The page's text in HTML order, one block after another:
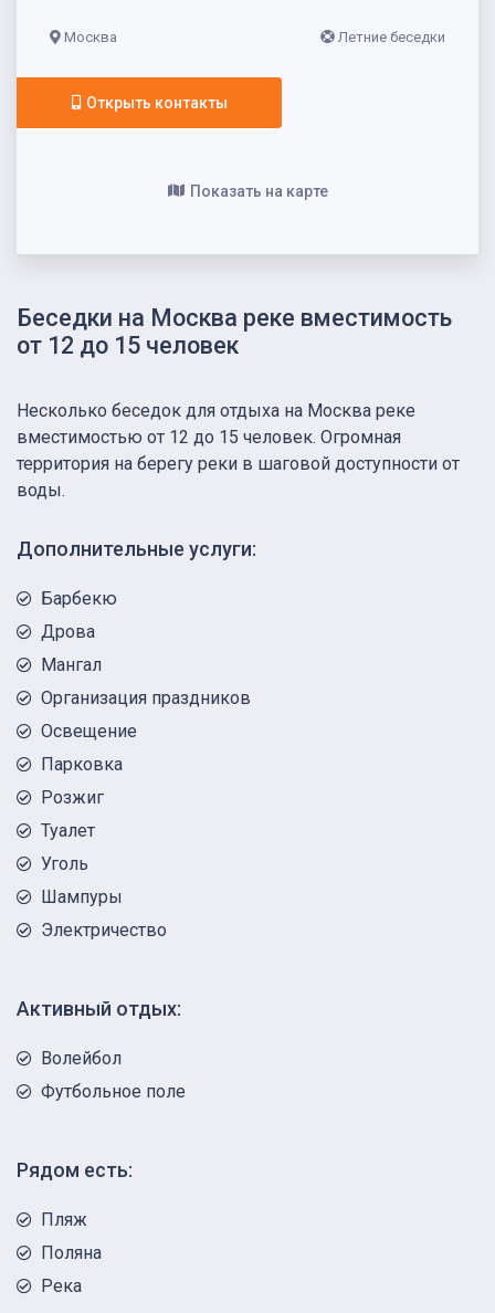
Беседки на Москва реке вместимость
от 12 до 15 человек
Москва Летние беседки
Открыть контакты
Показать на карте
Несколько беседок для отдыха на Москва реке
вместимостью от 12 до 15 человек. Огромная
территория на берегу реки в шаговой доступности от
воды.
Дополнительные услуги:
Барбекю
Дрова
Мангал
Организация праздников
Освещение
Парковка
Розжиг
Туалет
Уголь
Шампуры
Электричество
Активный отдых:
Волейбол
Футбольное поле
Рядом есть:
Пляж
Поляна
Река